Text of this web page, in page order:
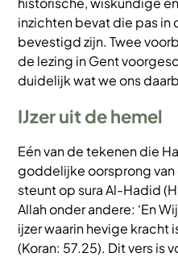
inzichten bevat die pas
bevestigd zijn. Twee
de lezing in Gent
duidelijk wat we ons
IJzer uit de hemel
Eén van de tekenen die
goddelijke oorsprong van
steunt op sura Al-Hadid
Allah onder andere: ‘En
ijzer waarin hevige kracht
(Koran: 57.25). Dit vers is